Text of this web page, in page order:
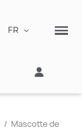
FR
Mascotte de